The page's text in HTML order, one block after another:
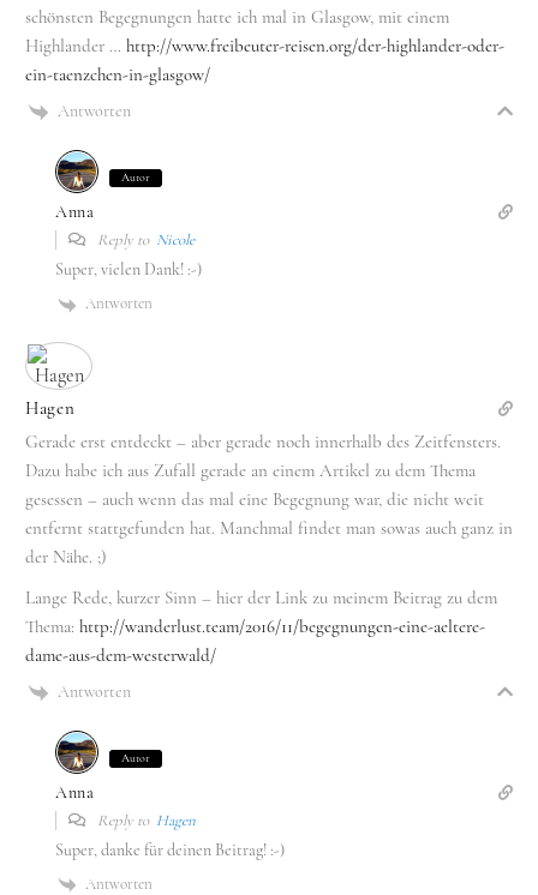
schönsten Begegnungen hatte ich mal in Glasgow, mit einem
Highlander … http://www.freibeuter-reisen.org/der-highlander-oder-
ein-taenzchen-in-glasgow/
Antworten
Autor
Anna
Reply to Nicole
Super, vielen Dank! :-)
Antworten
Hagen
Gerade erst entdeckt – aber gerade noch innerhalb des Zeitfensters.
Dazu habe ich aus Zufall gerade an einem Artikel zu dem Thema
gesessen – auch wenn das mal eine Begegnung war, die nicht weit
entfernt stattgefunden hat. Manchmal findet man sowas auch ganz in
der Nähe. ;)
Lange Rede, kurzer Sinn – hier der Link zu meinem Beitrag zu dem
Thema: http://wanderlust.team/2016/11/begegnungen-eine-aeltere-
dame-aus-dem-westerwald/
Antworten
Autor
Anna
Reply to Hagen
Super, danke für deinen Beitrag! :-)
Antworten